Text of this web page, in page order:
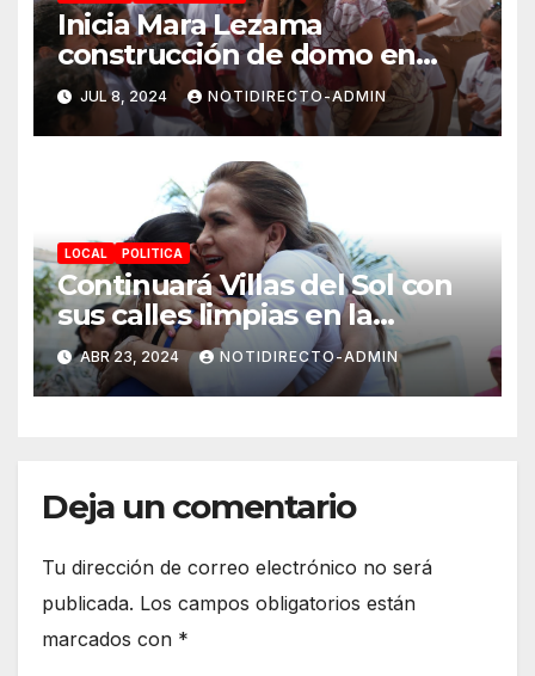
Inicia Mara Lezama
construcción de domo en
Primaria “Ermilo Abreu
Gómez” en Benito Juárez
para bienestar de alumnas y
alumnos
JUL 8, 2024 NOTIDIRECTO-ADMIN
LOCAL POLITICA
Continuará Villas del Sol con
sus calles limpias en la
renovación: Lili Campos
ABR 23, 2024 NOTIDIRECTO-ADMIN
Deja un comentario
Tu dirección de correo electrónico no será
publicada. Los campos obligatorios están
marcados con *